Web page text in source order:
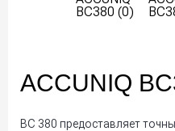
ACCUNIQ
BC 380 предоставляет